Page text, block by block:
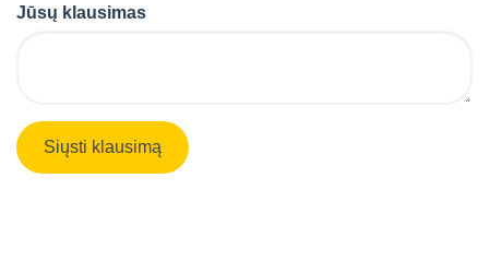
Jūsų klausimas